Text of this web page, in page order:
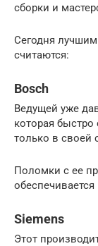
сборки и
Сегодня
считаются:
Bosch
Ведущей уже
которая быстро
только в своей
Поломки с ее
Siemens
Этот